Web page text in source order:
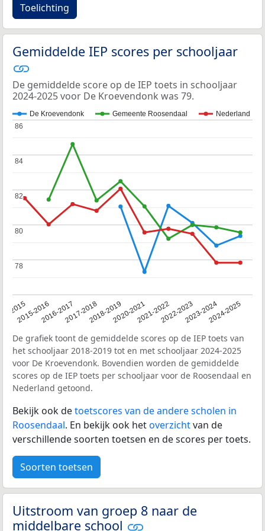
Toelichting
Gemiddelde IEP scores per schooljaar
De gemiddelde score op de IEP toets in schooljaar
2024-2025 voor De Kroevendonk was 79.
De Kroevendonk Gemeente Roosendaal Nederland
2015
2015-20162016-20172017-20182018-20192020-20212021-20222022-20232023-20242024-2025
78
78
80
80
82
82
84
84
86
86
De grafiek toont de gemiddelde scores op de IEP toets van
het schooljaar 2018-2019 tot en met schooljaar 2024-2025
voor De Kroevendonk. Bovendien worden de gemiddelde
scores op de IEP toets per schooljaar voor de Roosendaal en
Nederland getoond.
Bekijk ook detoetscores van de andere scholen in
Roosendaal. En bekijk ook hetoverzichtvan de
verschillende soorten toetsen en de scores per toets.
Soorten toetsen
Uitstroom van groep 8 naar de
middelbare school